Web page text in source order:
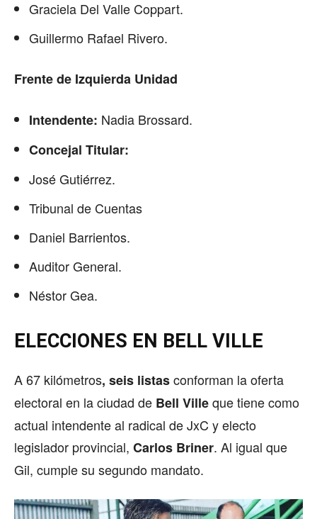
Graciela Del Valle Coppart.
Guillermo Rafael Rivero.
Frente de Izquierda Unidad
Intendente: Nadia Brossard.
Concejal Titular:
José Gutiérrez.
Tribunal de Cuentas
Daniel Barrientos.
Auditor General.
Néstor Gea.
ELECCIONES EN BELL VILLE
A 67 kilómetros, seis listasconforman la oferta
electoral en la ciudad de Bell Villeque tiene como
actual intendente al radical de JxC y electo
legislador provincial, Carlos Briner. Al igual que
Gil, cumple su segundo mandato.